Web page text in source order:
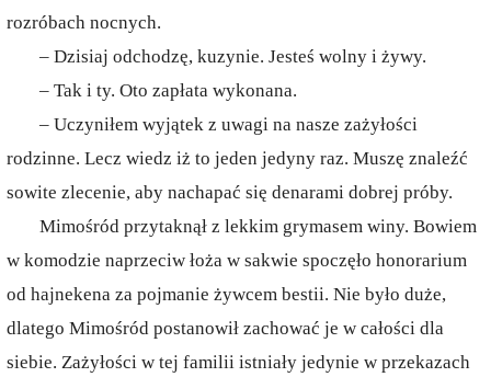
rozróbach nocnych.
– Dzisiaj odchodzę, kuzynie. Jesteś wolny i żywy.
– Tak i ty. Oto zapłata wykonana.
– Uczyniłem wyjątek z uwagi na nasze zażyłości
rodzinne. Lecz wiedz iż to jeden jedyny raz. Muszę znaleźć
sowite zlecenie, aby nachapać się denarami dobrej próby.
Mimośród przytaknął z lekkim grymasem winy. Bowiem
w komodzie naprzeciw łoża w sakwie spoczęło honorarium
od hajnekena za pojmanie żywcem bestii. Nie było duże,
dlatego Mimośród postanowił zachować je w całości dla
siebie. Zażyłości w tej familii istniały jedynie w przekazach